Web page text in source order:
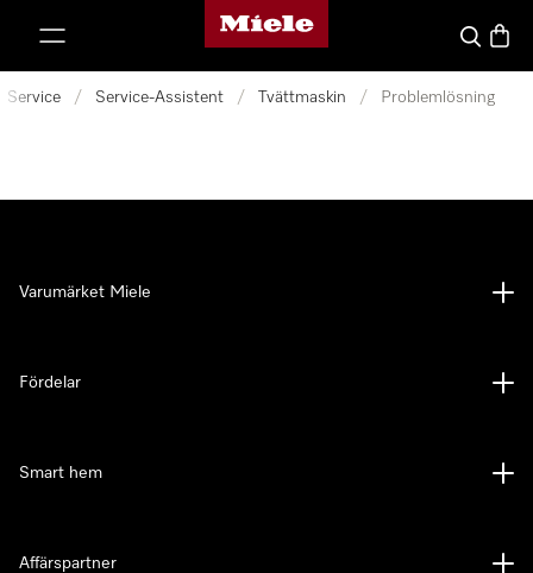
Mieles hemsida
Sök
Service / Service-Assistent / Tvättmaskin / Problemlösning
Varumärket Miele
Fördelar
Smart hem
Affärspartner